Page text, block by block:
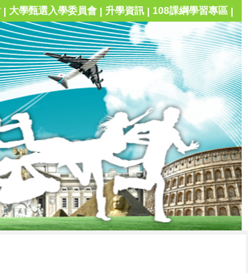
| 大學甄選入學委員會 | 升學資訊 | 108課綱學習專區 |